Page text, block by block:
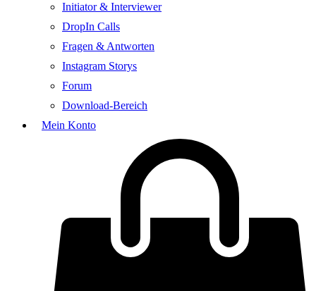
Initiator & Interviewer
DropIn Calls
Fragen & Antworten
Instagram Storys
Forum
Download-Bereich
Mein Konto